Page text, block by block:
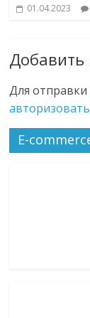
01.04.2023
Для
E-